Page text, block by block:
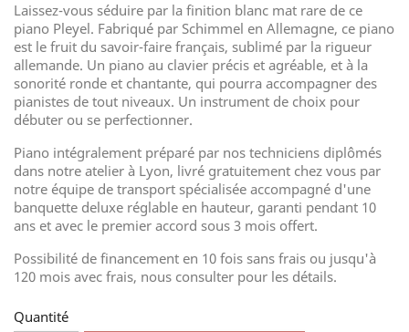
Laissez-vous séduire par la finition blanc mat rare de ce
piano Pleyel. Fabriqué par Schimmel en Allemagne, ce piano
est le fruit du savoir-faire français, sublimé par la rigueur
allemande. Un piano au clavier précis et agréable, et à la
sonorité ronde et chantante, qui pourra accompagner des
pianistes de tout niveaux. Un instrument de choix pour
débuter ou se perfectionner.
Piano intégralement préparé par nos techniciens diplômés
dans notre atelier à Lyon, livré gratuitement chez vous par
notre équipe de transport spécialisée accompagné d'une
banquette deluxe réglable en hauteur, garanti pendant 10
ans et avec le premier accord sous 3 mois offert.
Possibilité de financement en 10 fois sans frais ou jusqu'à
120 mois avec frais, nous consulter pour les détails.
Quantité